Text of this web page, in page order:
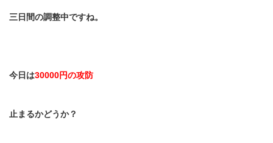
三日間の調整中ですね。
今日は30000円の攻防
止まるかどうか？